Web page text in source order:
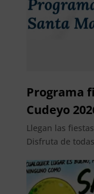
Programa
Cudeyo
Llegan las
Disfruta de